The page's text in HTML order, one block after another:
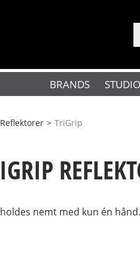
BRANDS STUDIO
Reflektorer > TriGrip
nemt med kun én